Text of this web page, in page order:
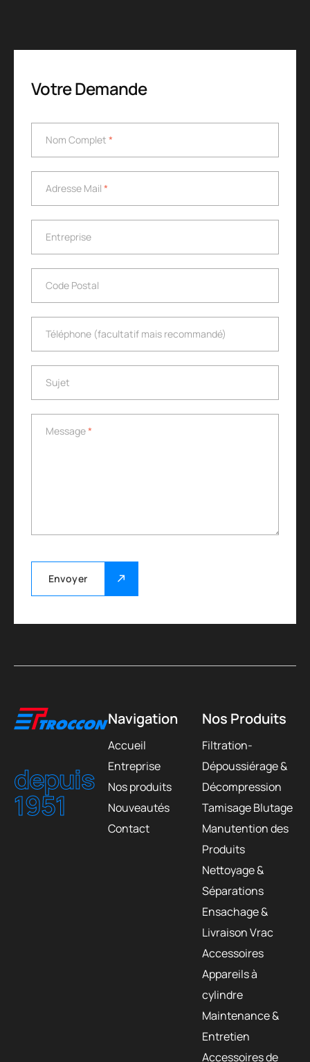
Votre Demande
Nom Complet *
Adresse Mail *
Entreprise
Code Postal
Téléphone (facultatif mais recommandé)
Sujet
Message*
Envoyer
depuis
1951
Navigation
Accueil
Entreprise
Nos produits
Nouveautés
Contact
Nos Produits
Filtration-
Dépoussiérage &
Décompression
Tamisage Blutage
Manutention des
Produits
Nettoyage &
Séparations
Ensachage &
Livraison Vrac
Accessoires
Appareils à
cylindre
Maintenance &
Entretien
Accessoires de